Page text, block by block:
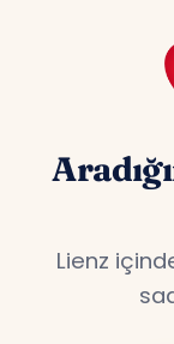
Lienz